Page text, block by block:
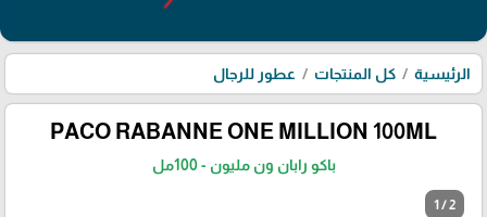
الرئيسية كل المنتجات عطور للرجال
PACO RABANNE ONE MILLION 100ML
باكو رابان ون مليون - 100مل
1 / 2